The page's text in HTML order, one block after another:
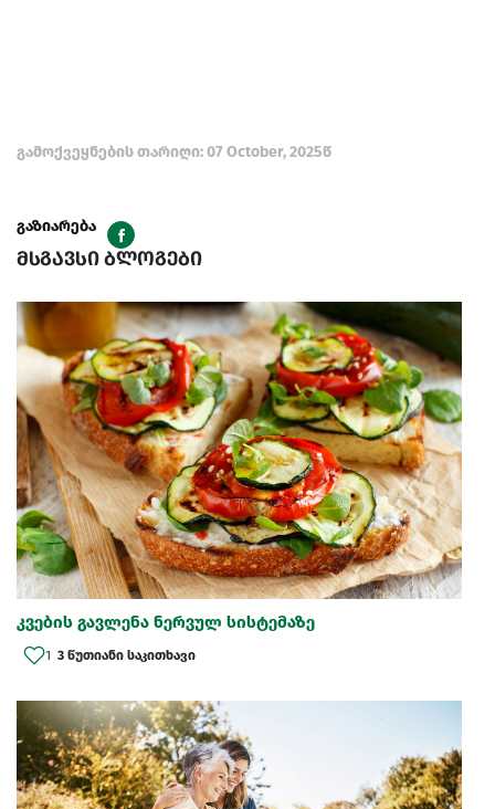
გამოქვეყნების თარიღი: 07 October, 2025წ
გაზიარება
მსგავსი ბლოგები
კვების გავლენა ნერვულ სისტემაზე
1 3 წუთიანი საკითხავი